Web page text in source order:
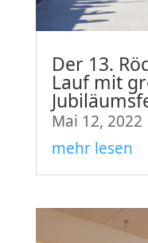
Der 13.
Lauf mit
Mai 12, 2022
mehr lesen